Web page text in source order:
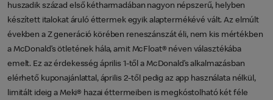
huszadik század első kétharmadában nagyon népszerű, helyben
készített italokat áruló éttermek egyik alaptermékévé vált. Az elmúlt
években a Z generáció körében reneszánszát éli, nem kis mértékben
a McDonald’s ötletének hála, amit McFloat® néven választékába
emelt. Ez az érdekesség április 1-től a McDonald’s alkalmazásban
elérhető kuponajánlattal, április 2-től pedig az app használata nélkül,
limitált ideig a Meki® hazai éttermeiben is megkóstolható két féle